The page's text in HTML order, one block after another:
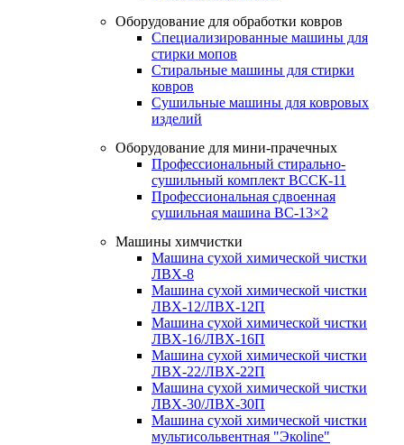
Оборудование для обработки ковров
Специализированные машины для
стирки мопов
Стиральные машины для стирки
ковров
Сушильные машины для ковровых
изделий
Оборудование для мини-прачечных
Профессиональный стирально-
сушильный комплект ВССК-11
Профессиональная сдвоенная
сушильная машина ВС-13×2
Машины химчистки
Машина сухой химической чистки
ЛВХ-8
Машина сухой химической чистки
ЛВХ-12/ЛВХ-12П
Машина сухой химической чистки
ЛВХ-16/ЛВХ-16П
Машина сухой химической чистки
ЛВХ-22/ЛВХ-22П
Машина сухой химической чистки
ЛВХ-30/ЛВХ-30П
Машина сухой химической чистки
мультисольвентная "Экоline"